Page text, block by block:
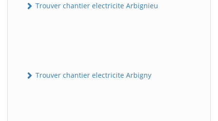
Trouver chantier electricite Arbignieu
Trouver chantier electricite Arbigny